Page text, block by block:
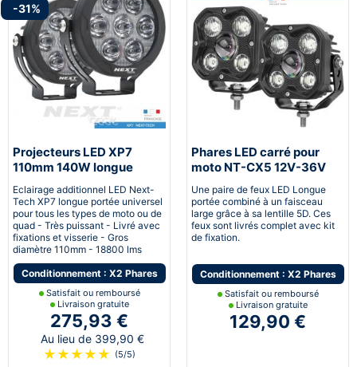
-31%
Projecteurs LED XP7
110mm 140W longue
portée pour moto
Eclairage additionnel LED Next-
Tech XP7 longue portée universel
pour tous les types de moto ou de
quad - Très puissant - Livré avec
fixations et visserie - Gros
diamètre 110mm - 18800 lms
Conditionnement : X2 Phares
Satisfait ou remboursé
Livraison gratuite
275,93 €
Au lieu de 399,90 €
★ ★ ★ ★ ★ (5/5)
Phares LED carré pour
moto NT-CX5 12V-36V
50W haut de gamme
double faisceaux 5D
Une paire de feux LED Longue
portée combiné à un faisceau
large grâce à sa lentille 5D. Ces
feux sont livrés complet avec kit
de fixation.
Conditionnement : X2 Phares
Satisfait ou remboursé
Livraison gratuite
129,90 €